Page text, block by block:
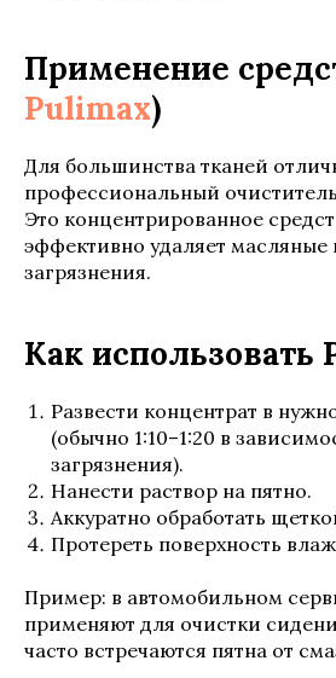
Применение
Pulimax)
Для большинства тканей
профессиональный очиститель
Это концентрированное
эффективно удаляет масляные
загрязнения.
Как использовать
Развести концентрат в
(обычно 1:10–1:20 в
загрязнения).
Нанести раствор на пятно.
Аккуратно обработать
Протереть поверхность
Пример: в автомобильном
применяют для очистки
часто встречаются пятна от